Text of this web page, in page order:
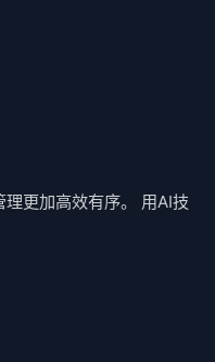
更加高效有序。 用AI技